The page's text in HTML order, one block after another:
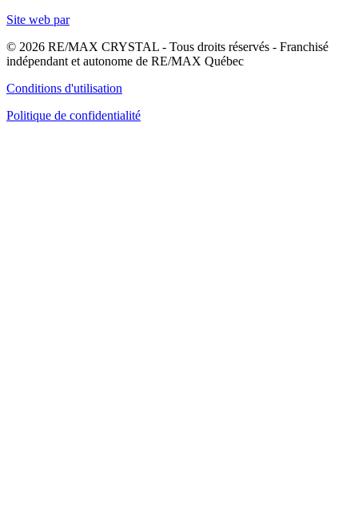
Site web par
© 2026 RE/MAX CRYSTAL - Tous droits réservés - Franchisé
indépendant et autonome de RE/MAX Québec
Conditions d'utilisation
Politique de confidentialité